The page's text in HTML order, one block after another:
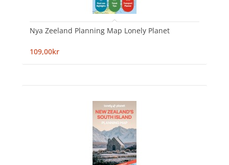
Nya Zeeland Planning Map Lonely Planet
109,00kr